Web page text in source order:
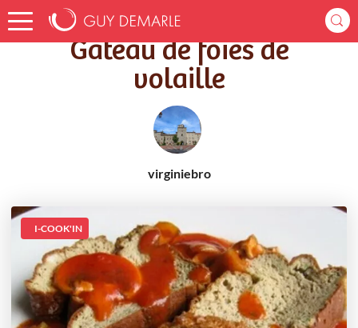
Accueil Recettes Gâteau de foies de volaille
Gâteau de foies de
volaille
virginiebro
I-COOK'IN